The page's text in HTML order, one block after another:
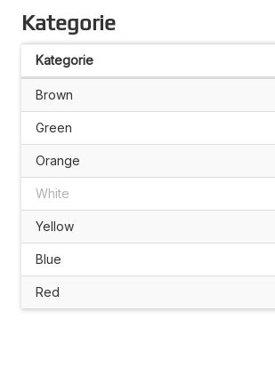
Kategorie
Kategorie
Brown
Green
Orange
White
Yellow
Blue
Red